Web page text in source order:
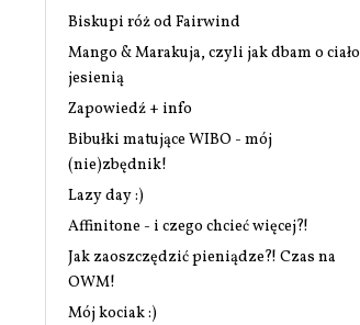
Biskupi róż od Fairwind
Mango & Marakuja, czyli jak dbam o ciało
jesienią
Zapowiedź + info
Bibułki matujące WIBO - mój
(nie)zbędnik!
Lazy day :)
Affinitone - i czego chcieć więcej?!
Jak zaoszczędzić pieniądze?! Czas na
OWM!
Mój kociak :)